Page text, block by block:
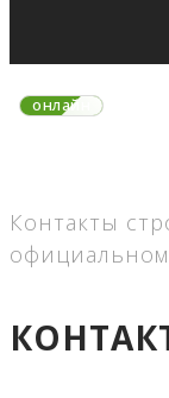
онлайн
Контакты
официальном